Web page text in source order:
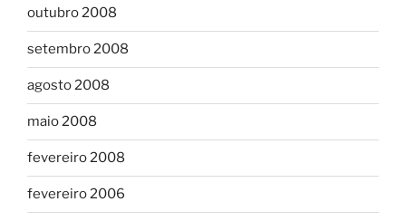
outubro 2008
setembro 2008
agosto 2008
maio 2008
fevereiro 2008
fevereiro 2006